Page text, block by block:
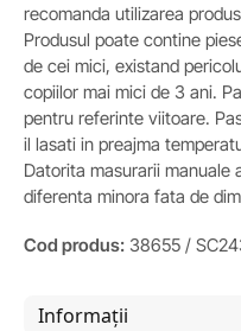
recomanda utilizarea
Produsul poate contine
de cei mici, existand
copiilor mai mici de 3 ani.
pentru referinte viitoare.
il lasati in preajma
Datorita masurarii manuale
diferenta minora fata de
Cod produs: 38655 /
Informații